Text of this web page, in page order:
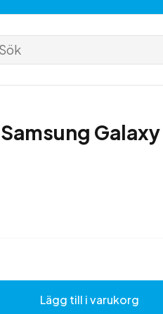
Sök
Galaxy
Lägg till i varukorg